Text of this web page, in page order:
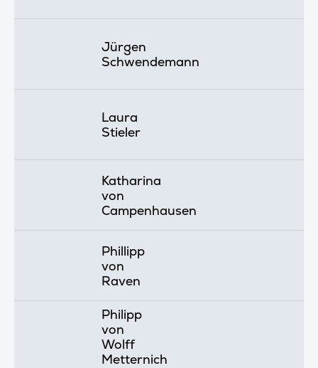
Jürgen
Schwendemann
Laura
Stieler
Katharina
von
Campenhausen
Phillipp
von
Raven
Philipp
von
Wolff
Metternich